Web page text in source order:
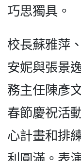
巧思獨具。
校長蘇雅萍
安妮與張景
務主任陳彥
春節慶祝活
心計畫和排